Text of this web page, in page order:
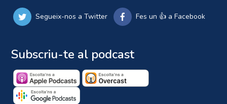
Segueix-nos a Twitter Fes un 👍 a Facebook
Subscriu-te al podcast